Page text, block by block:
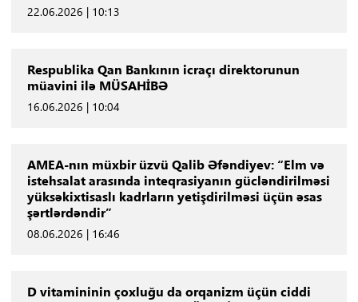
22.06.2026 | 10:13
Respublika Qan Bankının icraçı direktorunun
müavini ilə MÜSAHİBƏ
16.06.2026 | 10:04
AMEA-nın müxbir üzvü Qalib Əfəndiyev: “Elm və
istehsalat arasında inteqrasiyanın gücləndirilməsi
yüksəkixtisaslı kadrların yetişdirilməsi üçün əsas
şərtlərdəndir”
08.06.2026 | 16:46
D vitamininin çoxluğu da orqanizm üçün ciddi